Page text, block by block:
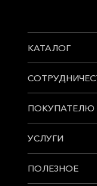
КАТАЛОГ
ПОКУПАТЕЛЮ
УСЛУГИ
ПОЛЕЗНОЕ